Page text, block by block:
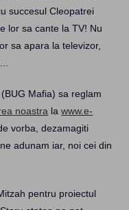
succesul Cleopatrei
lor sa cante la TV! Nu
sa apara la televizor,
Mafia) sa reglam
noastra lawww.e-
vorba, dezamagiti
adunam iar, noi cei din
pentru proiectul